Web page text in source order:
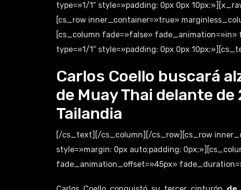
type=»1/1″ style=»padding: 0px 0px
[cs_row inner_container=»true»
[cs_column fade=»false»
type=»1/1″ style=»padding: 0px 0px
Carlos Coello buscará
de Muay Thai delante
Tailandia
[/cs_text][/cs_column][/cs_row][cs_row
style=»margin: 0px auto;padding:
fade_animation_offset=»45px»